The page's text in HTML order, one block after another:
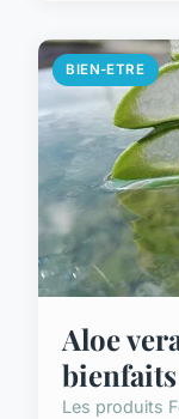
BIEN-ETRE
Aloe
Les produits